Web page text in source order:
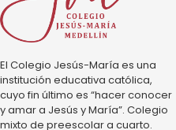
El Colegio Jesús-María es una
institución educativa católica,
cuyo fin último es “hacer conocer
y amar a Jesús y María”. Colegio
mixto de preescolar a cuarto.